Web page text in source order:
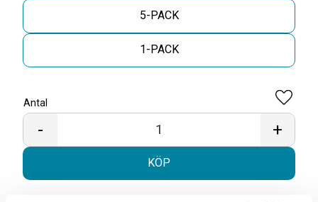
5-PACK
1-PACK
Antal
+
-
KÖP
Lägg